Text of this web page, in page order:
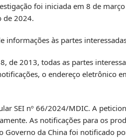
foi iniciada em 8 de
de 2024.
informações às partes
de 2013, todas as partes
o endereço eletrônico
SEI nº 66/2024/MDIC. A
As notificações para os
da China foi notificado